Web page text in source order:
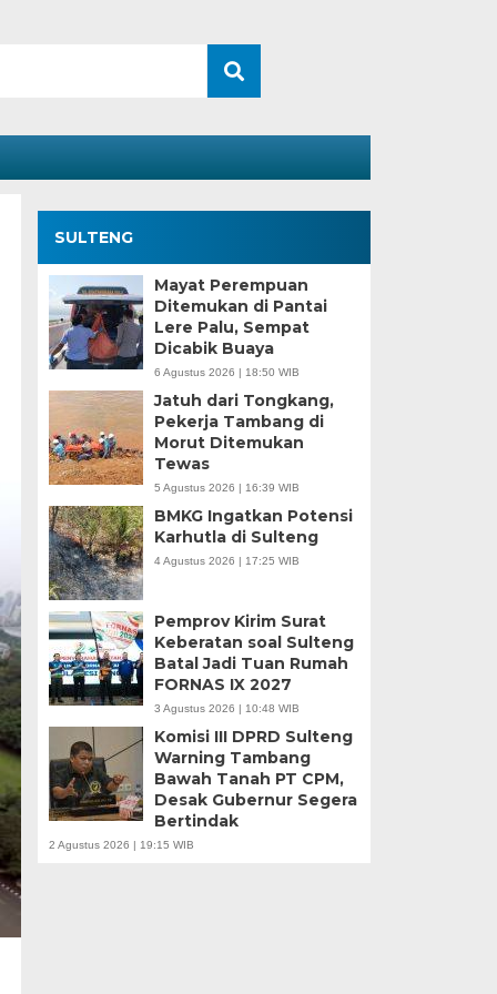
SULTENG
Mayat Perempuan
Ditemukan di Pantai
Lere Palu, Sempat
Dicabik Buaya
6 Agustus 2026 | 18:50 WIB
Jatuh dari Tongkang,
Pekerja Tambang di
Morut Ditemukan
Tewas
5 Agustus 2026 | 16:39 WIB
BMKG Ingatkan Potensi
Karhutla di Sulteng
4 Agustus 2026 | 17:25 WIB
Pemprov Kirim Surat
Keberatan soal Sulteng
Batal Jadi Tuan Rumah
FORNAS IX 2027
3 Agustus 2026 | 10:48 WIB
Komisi III DPRD Sulteng
Warning Tambang
Bawah Tanah PT CPM,
Desak Gubernur Segera
Bertindak
2 Agustus 2026 | 19:15 WIB